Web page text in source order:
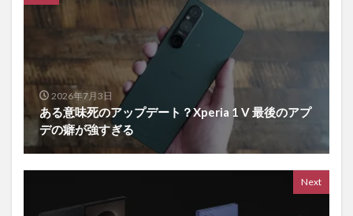
2026年7月3日
ある意味死のアップデート？Xperia 1 V 最後のアプ
デの癖が強すぎる
Next